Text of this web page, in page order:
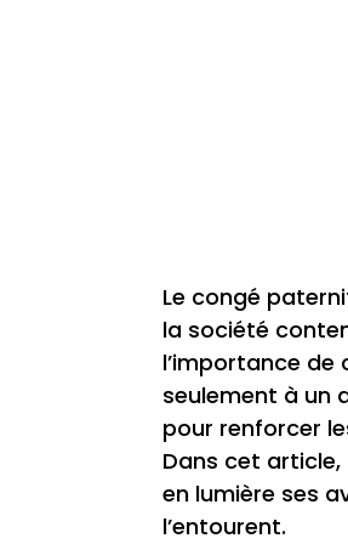
Le congé
la société
l’importance de
seulement à un
pour renforcer
Dans cet
en lumière ses
l’entourent.